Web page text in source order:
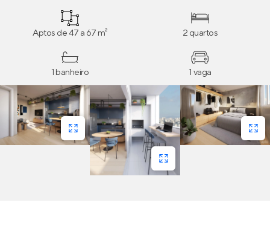
Aptos de 47 a 67 m² 2 quartos
1 banheiro 1 vaga